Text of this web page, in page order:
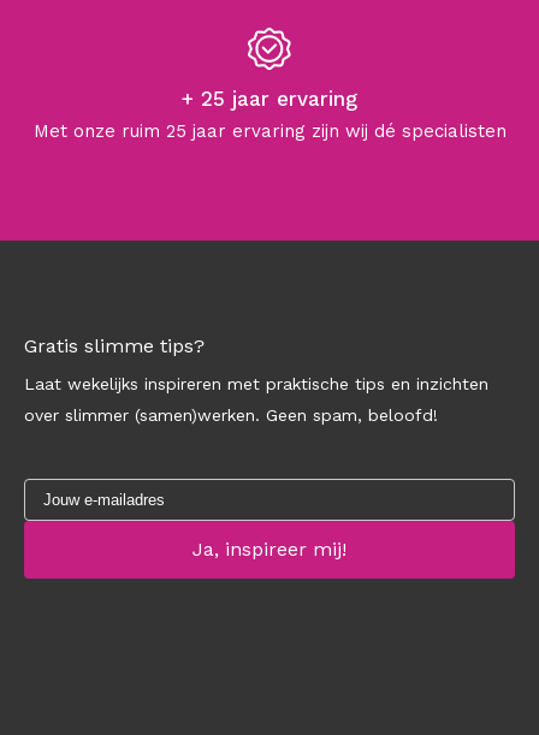
+ 25 jaar ervaring
Met onze ruim 25 jaar ervaring zijn wij dé specialisten
Gratis slimme tips?
Laat wekelijks inspireren met praktische tips en inzichten
over slimmer (samen)werken. Geen spam, beloofd!